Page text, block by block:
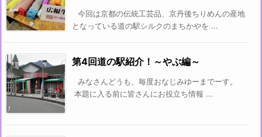
今回は京都の伝統工芸品、京丹後ちりめんの産地
となっている道の駅シルクのまちかやを ...
第4回道の駅紹介！～やぶ編～
みなさんどうも、毎度おなじみゆーまでーす。
本題に入る前に皆さんにお役立ち情報 ...